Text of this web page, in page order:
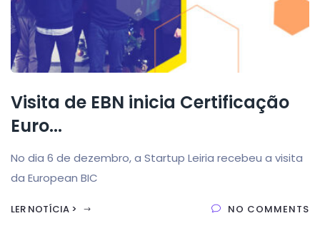
Visita de EBN inicia Certificação
Euro...
No dia 6 de dezembro, a Startup Leiria recebeu a visita
da European BIC
LER NOTÍCIA > NO COMMENTS